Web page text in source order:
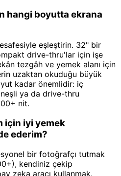
hangi boyutta ekrana
eşleştirin. 32" bir
drive-thru'lar için işe
tezgâh ve yemek alanı için
uzaktan okuduğu büyük
kadar önemlidir: iç
ya da drive-thru
nit.
için iyi yemek
ederim?
bir fotoğrafçı tutmak
kendiniz çekip
zeka aracı kullanmak.